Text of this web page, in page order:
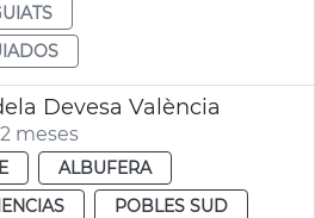
Devesa València
meses
ALBUFERA
POBLES SUD